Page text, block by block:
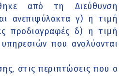
από τη Διεύθυνση
ανεπιφύλακτα γ) η τιμή
προδιαγραφές δ) η τιμή
που αναλύονται
στις περιπτώσεις που ο